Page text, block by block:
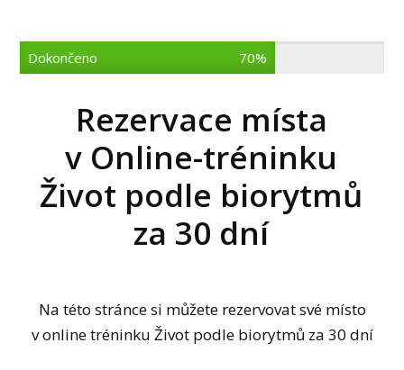
Dokončeno 70%
Rezervace místa
v Online-tréninku
Život podle biorytmů
za 30 dní
Na této stránce si můžete rezervovat své místo
v online tréninku Život podle biorytmů za 30 dní